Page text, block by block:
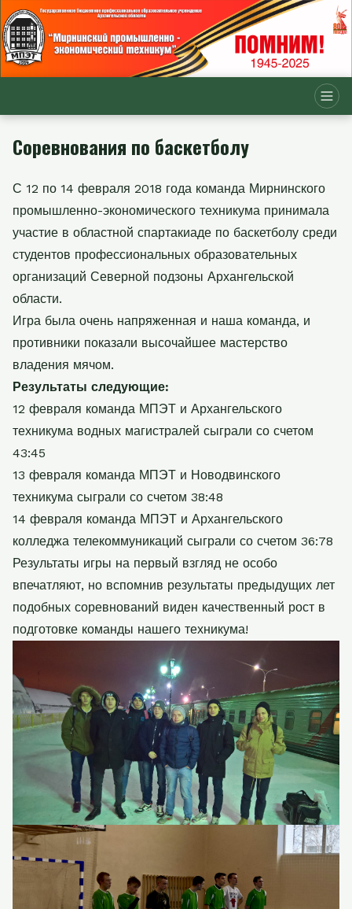
Соревнования по баскетболу
С 12 по 14 февраля 2018 года команда Мирнинского
промышленно-экономического техникума принимала
участие в областной спартакиаде по баскетболу среди
студентов профессиональных образовательных
организаций Северной подзоны Архангельской
области.
Игра была очень напряженная и наша команда, и
противники показали высочайшее мастерство
владения мячом.
Результаты следующие:
12 февраля команда МПЭТ и Архангельского
техникума водных магистралей сыграли со счетом
43:45
13 февраля команда МПЭТ и Новодвинского
техникума сыграли со счетом 38:48
14 февраля команда МПЭТ и Архангельского
колледжа телекоммуникаций сыграли со счетом 36:78
Результаты игры на первый взгляд не особо
впечатляют, но вспомнив результаты предыдущих лет
подобных соревнований виден качественный рост в
подготовке команды нашего техникума!